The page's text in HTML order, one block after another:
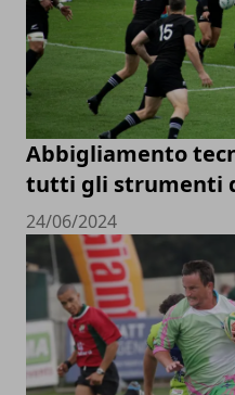
Abbigliamento
tutti gli strumenti
24/06/2024